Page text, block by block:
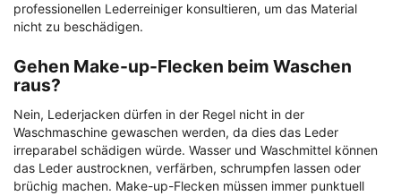
professionellen Lederreiniger konsultieren, um das Material
nicht zu beschädigen.
Gehen Make-up-Flecken beim Waschen
raus?
Nein, Lederjacken dürfen in der Regel nicht in der
Waschmaschine gewaschen werden, da dies das Leder
irreparabel schädigen würde. Wasser und Waschmittel können
das Leder austrocknen, verfärben, schrumpfen lassen oder
brüchig machen. Make-up-Flecken müssen immer punktuell